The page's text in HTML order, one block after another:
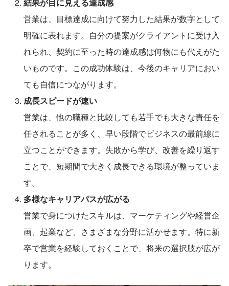
営業は、目標達成に向けて努力した結果が数字として
明確に表れます。自分の提案がクライアントに受け入
れられ、契約に至った時の達成感は何物にも代えがた
いものです。この成功体験は、今後のキャリアにおい
ても自信につながります。
成長スピードが速い
営業は、他の職種と比較しても若手でも大きな責任を
任されることが多く、早い段階でビジネスの最前線に
立つことができます。失敗から学び、改善を繰り返す
ことで、短期間で大きく成長できる環境が整っていま
す。
多様なキャリアパスが広がる
営業で身につけたスキルは、マーケティングや経営企
画、起業など、さまざまな分野に活かせます。特に新
卒で営業を経験しておくことで、将来の選択肢が広が
ります。